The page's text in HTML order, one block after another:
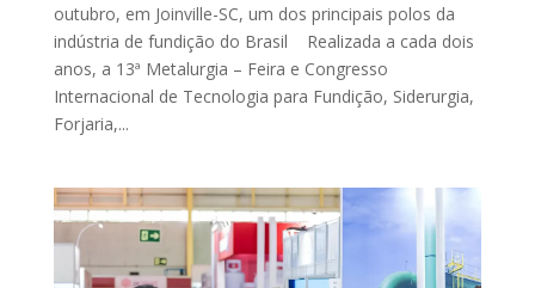
outubro, em Joinville-SC, um dos principais polos da
indústria de fundição do Brasil Realizada a cada dois
anos, a 13ª Metalurgia – Feira e Congresso
Internacional de Tecnologia para Fundição, Siderurgia,
Forjaria,...